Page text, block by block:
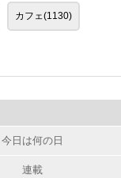
カフェ(1130)
今日は何の日
連載